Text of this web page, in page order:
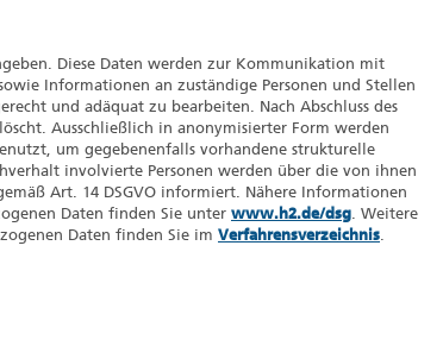
Diese Daten werden zur Kommunikation mit
Informationen an zuständige Personen und Stellen
und adäquat zu bearbeiten. Nach Abschluss des
Ausschließlich in anonymisierter Form werden
um gegebenenfalls vorhandene strukturelle
involvierte Personen werden über die von ihnen
Art. 14 DSGVO informiert. Nähere Informationen
Daten finden Sie unter www.h2.de/dsg. Weitere
Daten finden Sie im Verfahrensverzeichnis.